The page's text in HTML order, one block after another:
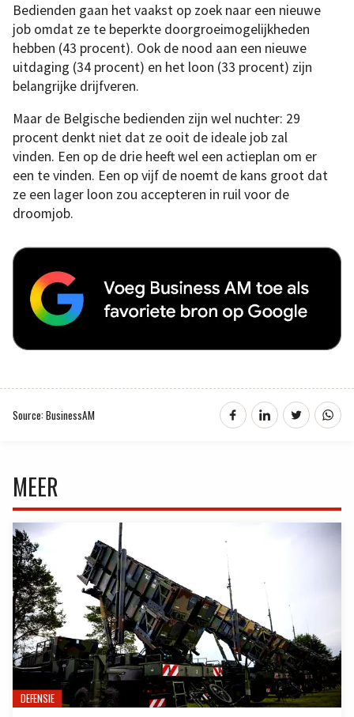
Bedienden gaan het vaakst op zoek naar een nieuwe
job omdat ze te beperkte doorgroeimogelijkheden
hebben (43 procent). Ook de nood aan een nieuwe
uitdaging (34 procent) en het loon (33 procent) zijn
belangrijke drijfveren.
Maar de Belgische bedienden zijn wel nuchter: 29
procent denkt niet dat ze ooit de ideale job zal
vinden. Een op de drie heeft wel een actieplan om er
een te vinden. Een op vijf de noemt de kans groot dat
ze een lager loon zou accepteren in ruil voor de
droomjob.
Source: BusinessAM
MEER
DEFENSIE